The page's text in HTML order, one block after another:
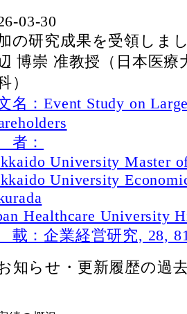
03-30
の研究成果を受領しま
博崇 准教授（日本医
）
名：Event Study on
：
University Master
University
Healthcare University
：企業経営研究, 28,
お知らせ・更新履歴の過